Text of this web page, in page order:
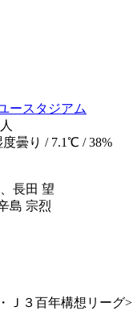
ースタジアム
度曇り / 7.1℃ / 38%
長田 望
島 宗烈
Ｊ３百年構想リーグ>